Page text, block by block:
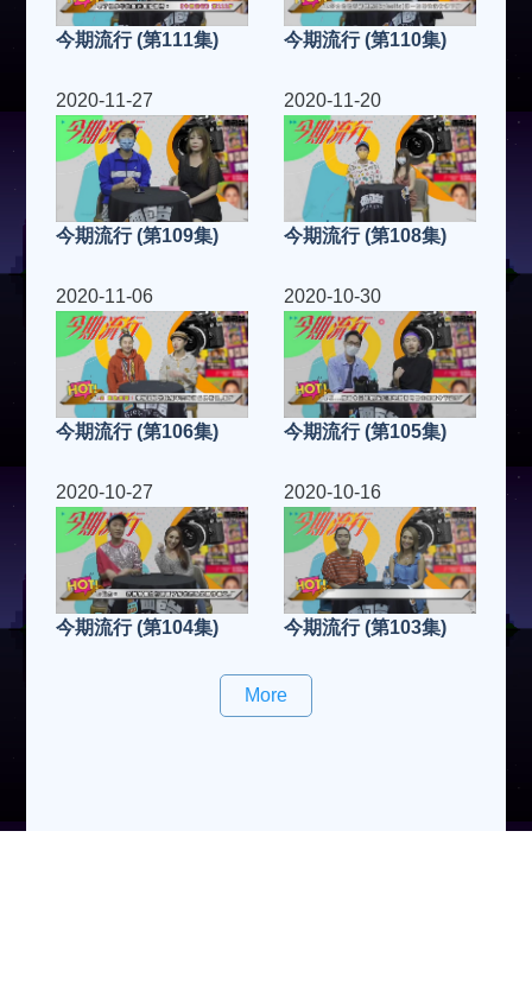
今期流行 (第111集) 今期流行 (第110集)
2020-11-27
今期流行 (第109集)
2020-11-20
今期流行 (第108集)
2020-11-06
今期流行 (第106集)
2020-10-30
今期流行 (第105集)
2020-10-27
今期流行 (第104集)
2020-10-16
今期流行 (第103集)
More